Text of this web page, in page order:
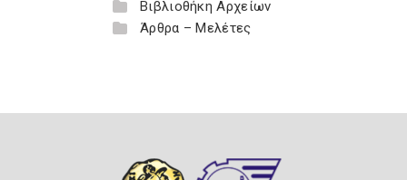
Βιβλιοθήκη Αρχείων
Άρθρα – Μελέτες